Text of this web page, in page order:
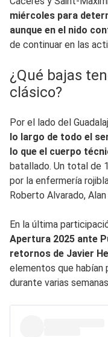
miércoles para
aunque en el nido
de continuar en las
¿Qué bajas
clásico?
Por el lado del
lo largo de todo el
lo que el cuerpo
batallado. Un total de
por la enfermería
Roberto Alvarado,
En la última
Apertura 2025 ante
retornos de Javier
elementos que habían
durante varias